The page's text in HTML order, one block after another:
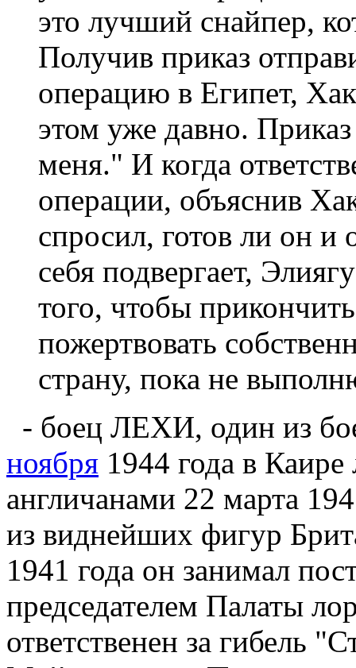
это лучший снайпер,
Получив приказ
операцию в Египет,
этом уже давно. Приказ
меня." И когда
операции, объяснив
спросил, готов ли он и
себя подвергает,
того, чтобы
пожертвовать
страну, пока не
- боец ЛЕХИ, один из
ноября 1944 года в
англичанами 22 марта
из виднейших фигур
1941 года он занимал
председателем Палаты
ответственен за гибель